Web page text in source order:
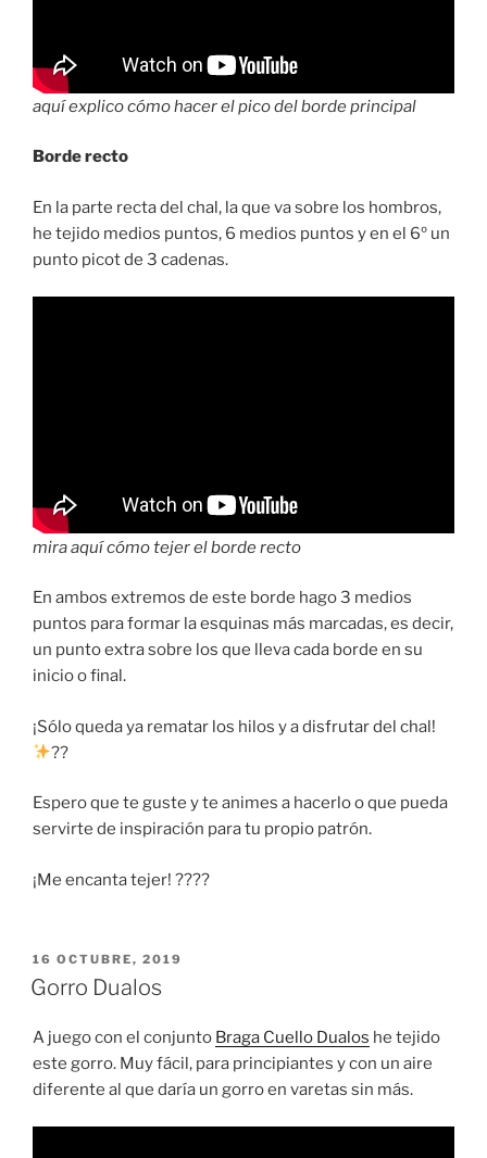
aquí explico cómo hacer el pico del borde principal
Borde recto
En la parte recta del chal, la que va sobre los hombros,
he tejido medios puntos, 6 medios puntos y en el 6º un
punto picot de 3 cadenas.
mira aquí cómo tejer el borde recto
En ambos extremos de este borde hago 3 medios
puntos para formar la esquinas más marcadas, es decir,
un punto extra sobre los que lleva cada borde en su
inicio o final.
¡Sólo queda ya rematar los hilos y a disfrutar del chal!
??
Espero que te guste y te animes a hacerlo o que pueda
servirte de inspiración para tu propio patrón.
¡Me encanta tejer! ????
PUBLICADO
EL
16 OCTUBRE, 2019
Gorro Dualos
A juego con el conjunto Braga Cuello Dualos he tejido
este gorro. Muy fácil, para principiantes y con un aire
diferente al que daría un gorro en varetas sin más.